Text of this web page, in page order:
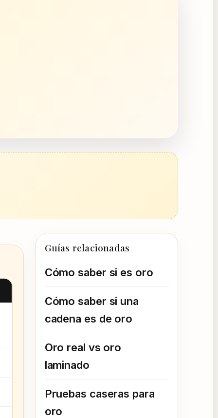
Guías relacionadas
Cómo saber si es oro
Cómo saber si una
cadena es de oro
Oro real vs oro
laminado
Pruebas caseras para
oro